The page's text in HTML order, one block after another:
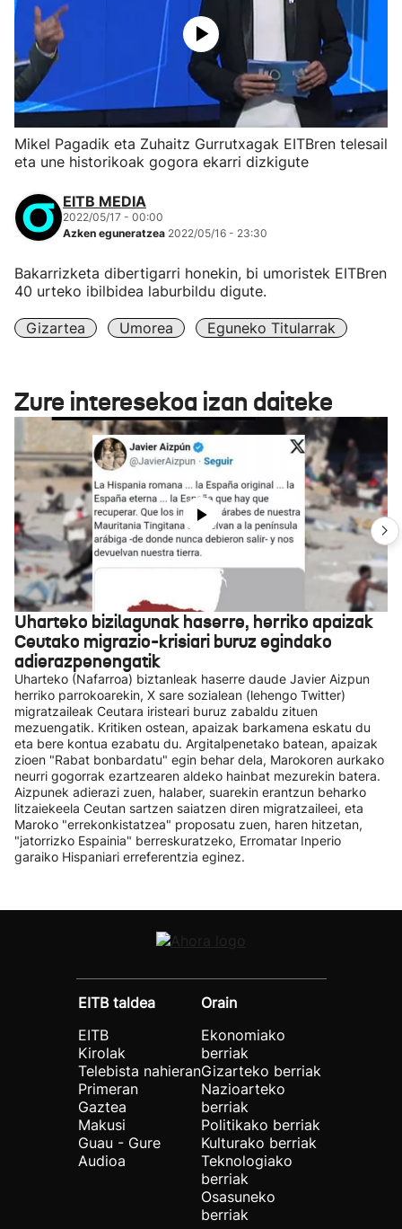
Mikel Pagadik eta Zuhaitz Gurrutxagak EITBren telesail
eta une historikoak gogora ekarri dizkigute
EITB MEDIA
2022/05/17 - 00:00
Azken eguneratzea 2022/05/16 - 23:30
Bakarrizketa dibertigarri honekin, bi umoristek EITBren
40 urteko ibilbidea laburbildu digute.
Gizartea Umorea Eguneko Titularrak
Zure interesekoa izan daiteke
Uharteko bizilagunak haserre, herriko apaizak
Ceutako migrazio-krisiari buruz egindako
adierazpenengatik
Uharteko (Nafarroa) biztanleak haserre daude Javier Aizpun
herriko parrokoarekin, X sare sozialean (lehengo Twitter)
migratzaileak Ceutara iristeari buruz zabaldu zituen
mezuengatik. Kritiken ostean, apaizak barkamena eskatu du
eta bere kontua ezabatu du. Argitalpenetako batean, apaizak
zioen "Rabat bonbardatu" egin behar dela, Marokoren aurkako
neurri gogorrak ezartzearen aldeko hainbat mezurekin batera.
Aizpunek adierazi zuen, halaber, suarekin erantzun beharko
litzaiekeela Ceutan sartzen saiatzen diren migratzaileei, eta
Maroko "errekonkistatzea" proposatu zuen, haren hitzetan,
"jatorrizko Espainia" berreskuratzeko, Erromatar Inperio
garaiko Hispaniari erreferentzia eginez.
EITB taldea
EITB
Kirolak
Telebista nahieran
Primeran
Gaztea
Makusi
Guau - Gure
Audioa
Orain
Ekonomiako
berriak
Gizarteko berriak
Nazioarteko
berriak
Politikako berriak
Kulturako berriak
Teknologiako
berriak
Osasuneko
berriak